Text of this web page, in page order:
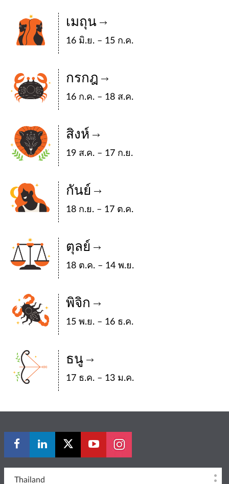
เมถุน
16 มิ.ย. – 15 ก.ค.
กรกฎ
16 ก.ค. – 18 ส.ค.
สิงห์
19 ส.ค. – 17 ก.ย.
กันย์
18 ก.ย. – 17 ต.ค.
ตุลย์
18 ต.ค. – 14 พ.ย.
พิจิก
15 พ.ย. – 16 ธ.ค.
ธนู
17 ธ.ค. – 13 ม.ค.
Thailand